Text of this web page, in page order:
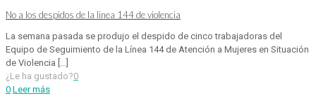
No a los despidos de la linea 144 de violencia
La semana pasada se produjo el despido de cinco trabajadoras del
Equipo de Seguimiento de la Línea 144 de Atención a Mujeres en Situación
de Violencia […]
¿Le ha gustado?0
0 Leer más